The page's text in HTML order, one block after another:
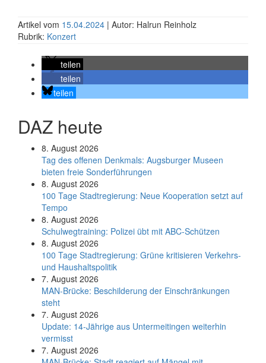
Artikel vom 15.04.2024 | Autor: Halrun Reinholz
Rubrik: Konzert
teilen
teilen
teilen
DAZ heute
8. August 2026
Tag des offenen Denkmals: Augsburger Museen
bieten freie Sonderführungen
8. August 2026
100 Tage Stadtregierung: Neue Kooperation setzt auf
Tempo
8. August 2026
Schul­weg­trai­ning: Poli­zei übt mit ABC-Schüt­zen
8. August 2026
100 Tage Stadtregierung: Grüne kritisieren Verkehrs-
und Haushaltspolitik
7. August 2026
MAN-Brücke: Beschilderung der Einschränkungen
steht
7. August 2026
Update: 14-Jährige aus Untermeitingen weiterhin
vermisst
7. August 2026